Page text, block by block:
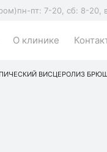
пн-пт: 7-20, сб: 8-20,
О клинике
ВИСЦЕРОЛИЗ